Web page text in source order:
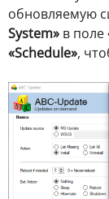
обновляемую
System» в поле
«Schedule»,